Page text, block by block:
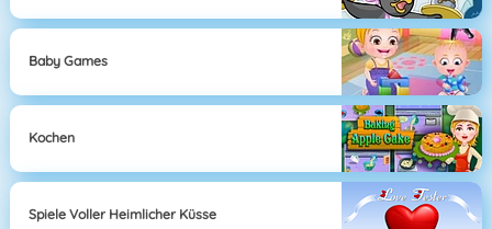
Baby Games
Kochen
Spiele Voller Heimlicher Küsse